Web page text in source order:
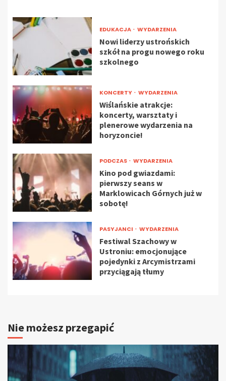
EDUKACJA WYDARZENIA
Nowi liderzy ustrońskich
szkół na progu nowego roku
szkolnego
KONCERTY WYDARZENIA
Wiślańskie atrakcje:
koncerty, warsztaty i
plenerowe wydarzenia na
horyzoncie!
PODCZAS WYDARZENIA
Kino pod gwiazdami:
pierwszy seans w
Marklowicach Górnych już w
sobotę!
PASYJANCI WYDARZENIA
Festiwal Szachowy w
Ustroniu: emocjonujące
pojedynki z Arcymistrzami
przyciągają tłumy
Nie możesz przegapić